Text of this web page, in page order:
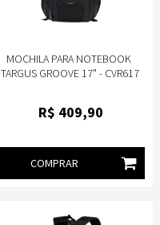
MOCHILA PARA NOTEBOOK ​
TARGUS GROOVE 17" - CVR617
R$ 409,90
COMPRAR